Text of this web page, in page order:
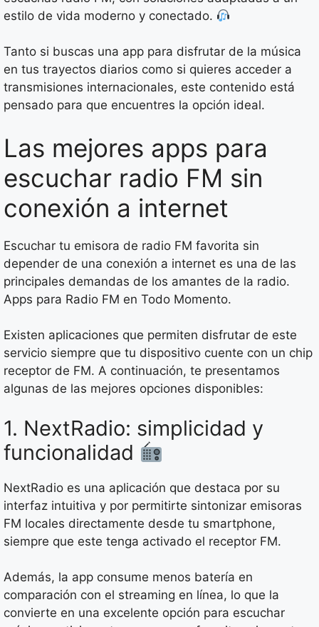
estilo de vida moderno y conectado.
Tanto si buscas una app para disfrutar de la música
en tus trayectos diarios como si quieres acceder a
transmisiones internacionales, este contenido está
pensado para que encuentres la opción ideal.
Las mejores apps para
escuchar radio FM sin
conexión a internet
Escuchar tu emisora de radio FM favorita sin
depender de una conexión a internet es una de las
principales demandas de los amantes de la radio.
Apps para Radio FM en Todo Momento.
Existen aplicaciones que permiten disfrutar de este
servicio siempre que tu dispositivo cuente con un chip
receptor de FM. A continuación, te presentamos
algunas de las mejores opciones disponibles:
1. NextRadio: simplicidad y
funcionalidad
NextRadio es una aplicación que destaca por su
interfaz intuitiva y por permitirte sintonizar emisoras
FM locales directamente desde tu smartphone,
siempre que este tenga activado el receptor FM.
Además, la app consume menos batería en
comparación con el streaming en línea, lo que la
convierte en una excelente opción para escuchar